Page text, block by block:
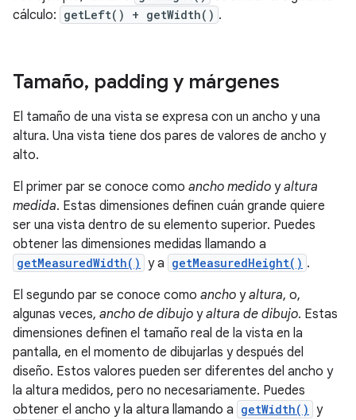
cálculo: getLeft() + getWidth() .
Tamaño, padding y márgenes
El tamaño de una vista se expresa con un ancho y una
altura. Una vista tiene dos pares de valores de ancho y
alto.
El primer par se conoce como ancho medido yaltura
medida. Estas dimensiones definen cuán grande quiere
ser una vista dentro de su elemento superior. Puedes
obtener las dimensiones medidas llamando a
getMeasuredWidth() y a getMeasuredHeight() .
El segundo par se conoce como ancho yaltura, o,
algunas veces, ancho de dibujo yaltura de dibujo. Estas
dimensiones definen el tamaño real de la vista en la
pantalla, en el momento de dibujarlas y después del
diseño. Estos valores pueden ser diferentes del ancho y
la altura medidos, pero no necesariamente. Puedes
obtener el ancho y la altura llamando a getWidth() y